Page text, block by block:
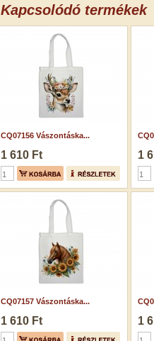
Kapcsolódó termékek
CQ07156 Vászontáska...
1 610 Ft 1
CQ07157 Vászontáska...
1 610 Ft 1